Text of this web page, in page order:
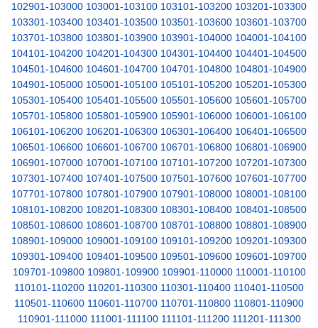
102901-103000 103001-103100 103101-103200 103201-103300
103301-103400 103401-103500 103501-103600 103601-103700
103701-103800 103801-103900 103901-104000 104001-104100
104101-104200 104201-104300 104301-104400 104401-104500
104501-104600 104601-104700 104701-104800 104801-104900
104901-105000 105001-105100 105101-105200 105201-105300
105301-105400 105401-105500 105501-105600 105601-105700
105701-105800 105801-105900 105901-106000 106001-106100
106101-106200 106201-106300 106301-106400 106401-106500
106501-106600 106601-106700 106701-106800 106801-106900
106901-107000 107001-107100 107101-107200 107201-107300
107301-107400 107401-107500 107501-107600 107601-107700
107701-107800 107801-107900 107901-108000 108001-108100
108101-108200 108201-108300 108301-108400 108401-108500
108501-108600 108601-108700 108701-108800 108801-108900
108901-109000 109001-109100 109101-109200 109201-109300
109301-109400 109401-109500 109501-109600 109601-109700
109701-109800 109801-109900 109901-110000 110001-110100
110101-110200 110201-110300 110301-110400 110401-110500
110501-110600 110601-110700 110701-110800 110801-110900
110901-111000 111001-111100 111101-111200 111201-111300